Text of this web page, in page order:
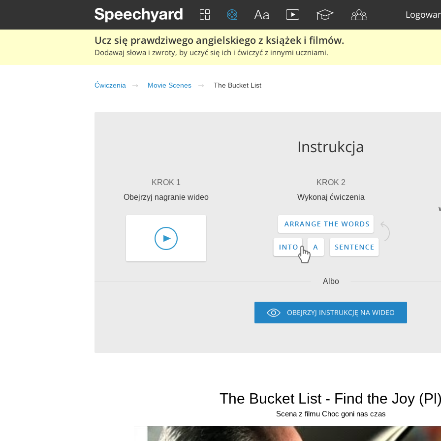
Ucz się prawdziwego angielskiego z książek i filmów.
Dodawaj słowa i zwroty, by uczyć się ich i ćwiczyć z innymi uczniami.
Ćwiczenia Movie Scenes The Bucket List
Instrukcja
KROK 1
Obejrzyj nagranie wideo
KROK 2
Wykonaj ćwiczenia
Albo
OBEJRZYJ INSTRUKCJĘ NA WIDEO
The Bucket List - Find the Joy
Scena z filmu Choc goni nas czas